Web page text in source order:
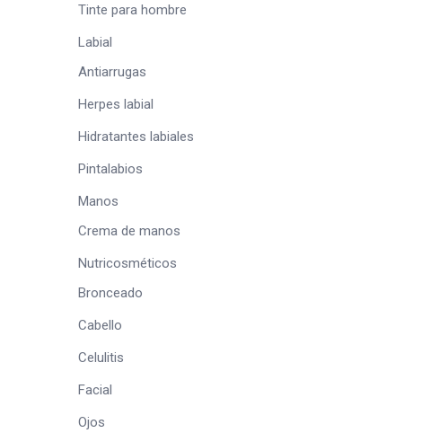
Tinte para hombre
Labial
Antiarrugas
Herpes labial
Hidratantes labiales
Pintalabios
Manos
Crema de manos
Nutricosméticos
Bronceado
Cabello
Celulitis
Facial
Ojos